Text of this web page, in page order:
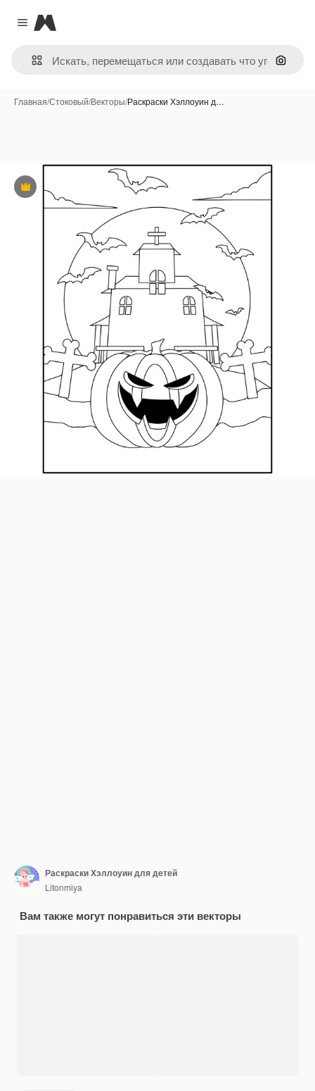
Close menu
Magnific
Поиск
Главная/Стоковый/Векторы/Раскраски Хэллоуин д…
Премиум
Раскраски Хэллоуин для детей
Litonmiya
Вам также могут понравиться эти векторы